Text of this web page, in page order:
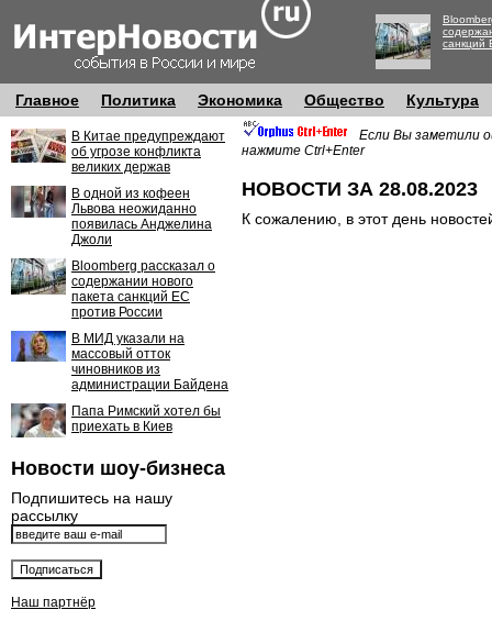
санкций
Главное Политика Экономика Общество Культура
В Китае предупреждают
об угрозе конфликта
великих держав
В одной из кофеен
Львова неожиданно
появилась Анджелина
Джоли
Bloomberg рассказал о
содержании нового
пакета санкций ЕС
против России
В МИД указали на
массовый отток
чиновников из
администрации Байдена
Папа Римский хотел бы
приехать в Киев
Новости шоу-бизнеса
Подпишитесь на нашу
рассылку
Наш партнёр
Если Вы заметили
нажмите Ctrl+Enter
НОВОСТИ ЗА 28.08.2023
К сожалению, в этот день